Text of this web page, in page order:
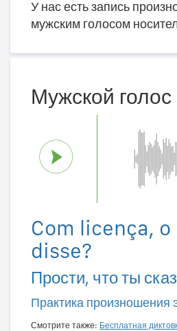
У нас есть запись
мужским голосом
Мужской голос
Com licença, o
disse?
Прости, что ты
Практика произношения
Смотрите также: Бесплатная